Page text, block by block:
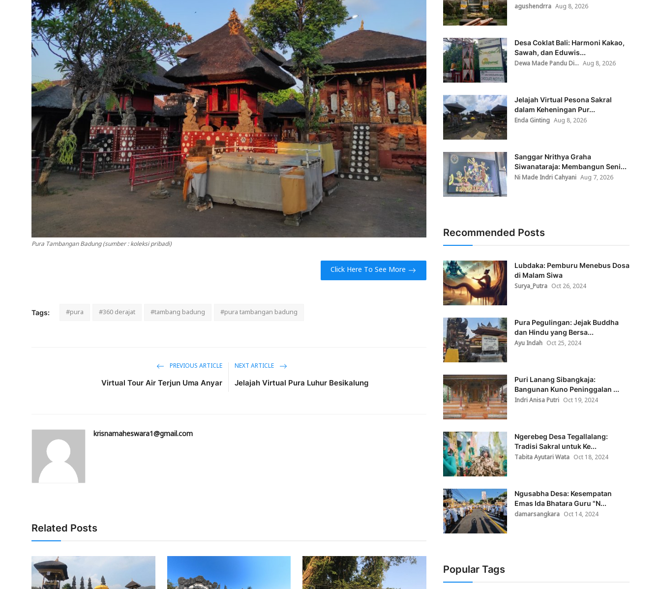
Pura Tambangan Badung (sumber : koleksi pribadi)
Click Here To See More
Tags: #pura #360 derajat #tambang badung #pura tambangan badung
PREVIOUS ARTICLE
Virtual Tour Air Terjun Uma Anyar
NEXT ARTICLE
Jelajah Virtual Pura Luhur Besikalung
krisnamaheswara1@gmail.com
Related Posts
agushendrra Aug 8, 2026
Desa Coklat Bali: Harmoni Kakao,
Sawah, dan Eduwis...
Dewa Made Pandu Di... Aug 8, 2026
Jelajah Virtual Pesona Sakral
dalam Keheningan Pur...
Enda Ginting Aug 8, 2026
Sanggar Nrithya Graha
Siwanataraja: Membangun Seni...
Ni Made Indri Cahyani Aug 7, 2026
Recommended Posts
Lubdaka: Pemburu Menebus Dosa
di Malam Siwa
Surya_Putra Oct 26, 2024
Pura Pegulingan: Jejak Buddha
dan Hindu yang Bersa...
Ayu Indah Oct 25, 2024
Puri Lanang Sibangkaja:
Bangunan Kuno Peninggalan ...
Indri Anisa Putri Oct 19, 2024
Ngerebeg Desa Tegallalang:
Tradisi Sakral untuk Ke...
Tabita Ayutari Wata Oct 18, 2024
Ngusabha Desa: Kesempatan
Emas Ida Bhatara Guru "N...
damarsangkara Oct 14, 2024
Popular Tags